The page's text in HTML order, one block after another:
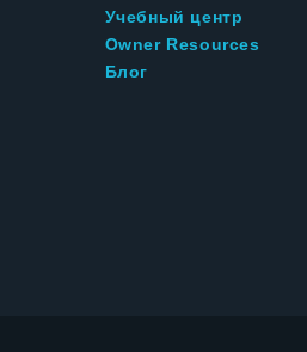
Учебный центр
Owner Resources
Блог